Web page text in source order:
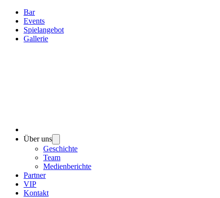
Bar
Events
Spielangebot
Gallerie
Über uns
Geschichte
Team
Medienberichte
Partner
VIP
Kontakt